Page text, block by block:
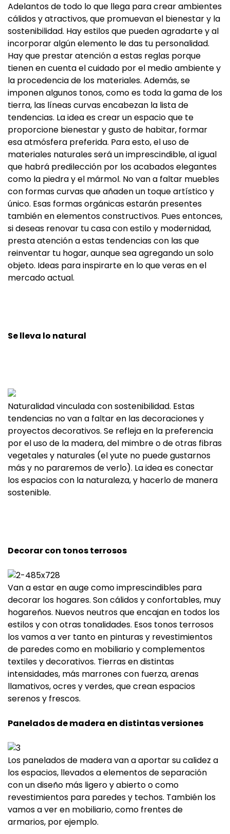
Adelantos de todo lo que llega para crear ambientes
cálidos y atractivos, que promuevan el bienestar y la
sostenibilidad. Hay estilos que pueden agradarte y al
incorporar algún elemento le das tu personalidad.
Hay que prestar atención a estas reglas porque
tienen en cuenta el cuidado por el medio ambiente y
la procedencia de los materiales. Además, se
imponen algunos tonos, como es toda la gama de los
tierra, las líneas curvas encabezan la lista de
tendencias. La idea es crear un espacio que te
proporcione bienestar y gusto de habitar, formar
esa atmósfera preferida. Para esto, el uso de
materiales naturales será un imprescindible, al igual
que habrá predilección por los acabados elegantes
como la piedra y el mármol. No van a faltar muebles
con formas curvas que añaden un toque artístico y
único. Esas formas orgánicas estarán presentes
también en elementos constructivos. Pues entonces,
si deseas renovar tu casa con estilo y modernidad,
presta atención a estas tendencias con las que
reinventar tu hogar, aunque sea agregando un solo
objeto. Ideas para inspirarte en lo que veras en el
mercado actual.
Se lleva lo natural
Naturalidad vinculada con sostenibilidad. Estas
tendencias no van a faltar en las decoraciones y
proyectos decorativos. Se refleja en la preferencia
por el uso de la madera, del mimbre o de otras fibras
vegetales y naturales (el yute no puede gustarnos
más y no pararemos de verlo). La idea es conectar
los espacios con la naturaleza, y hacerlo de manera
sostenible.
Decorar con tonos terrosos
Van a estar en auge como imprescindibles para
decorar los hogares. Son cálidos y confortables, muy
hogareños. Nuevos neutros que encajan en todos los
estilos y con otras tonalidades. Esos tonos terrosos
los vamos a ver tanto en pinturas y revestimientos
de paredes como en mobiliario y complementos
textiles y decorativos. Tierras en distintas
intensidades, más marrones con fuerza, arenas
llamativos, ocres y verdes, que crean espacios
serenos y frescos.
Panelados de madera en distintas versiones
Los panelados de madera van a aportar su calidez a
los espacios, llevados a elementos de separación
con un diseño más ligero y abierto o como
revestimientos para paredes y techos. También los
vamos a ver en mobiliario, como frentes de
armarios, por ejemplo.